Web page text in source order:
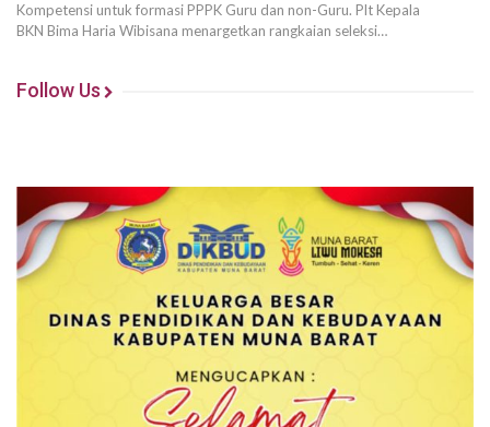
Kompetensi untuk formasi PPPK Guru dan non-Guru. Plt Kepala
BKN Bima Haria Wibisana menargetkan rangkaian seleksi…
Follow Us